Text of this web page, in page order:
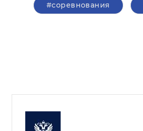
#соревнования